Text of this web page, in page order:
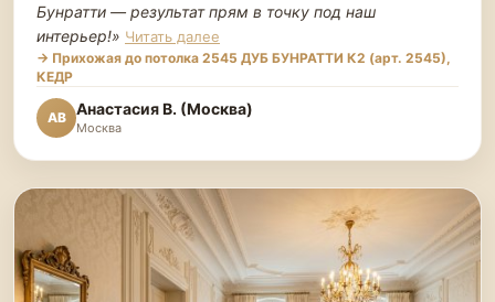
Бунратти — результат прям в точку под наш
интерьер!» Читать далее
→ Прихожая до потолка 2545 ДУБ БУНРАТТИ К2 (арт. 2545),
КЕДР
АВ Анастасия В. (Москва)
Москва